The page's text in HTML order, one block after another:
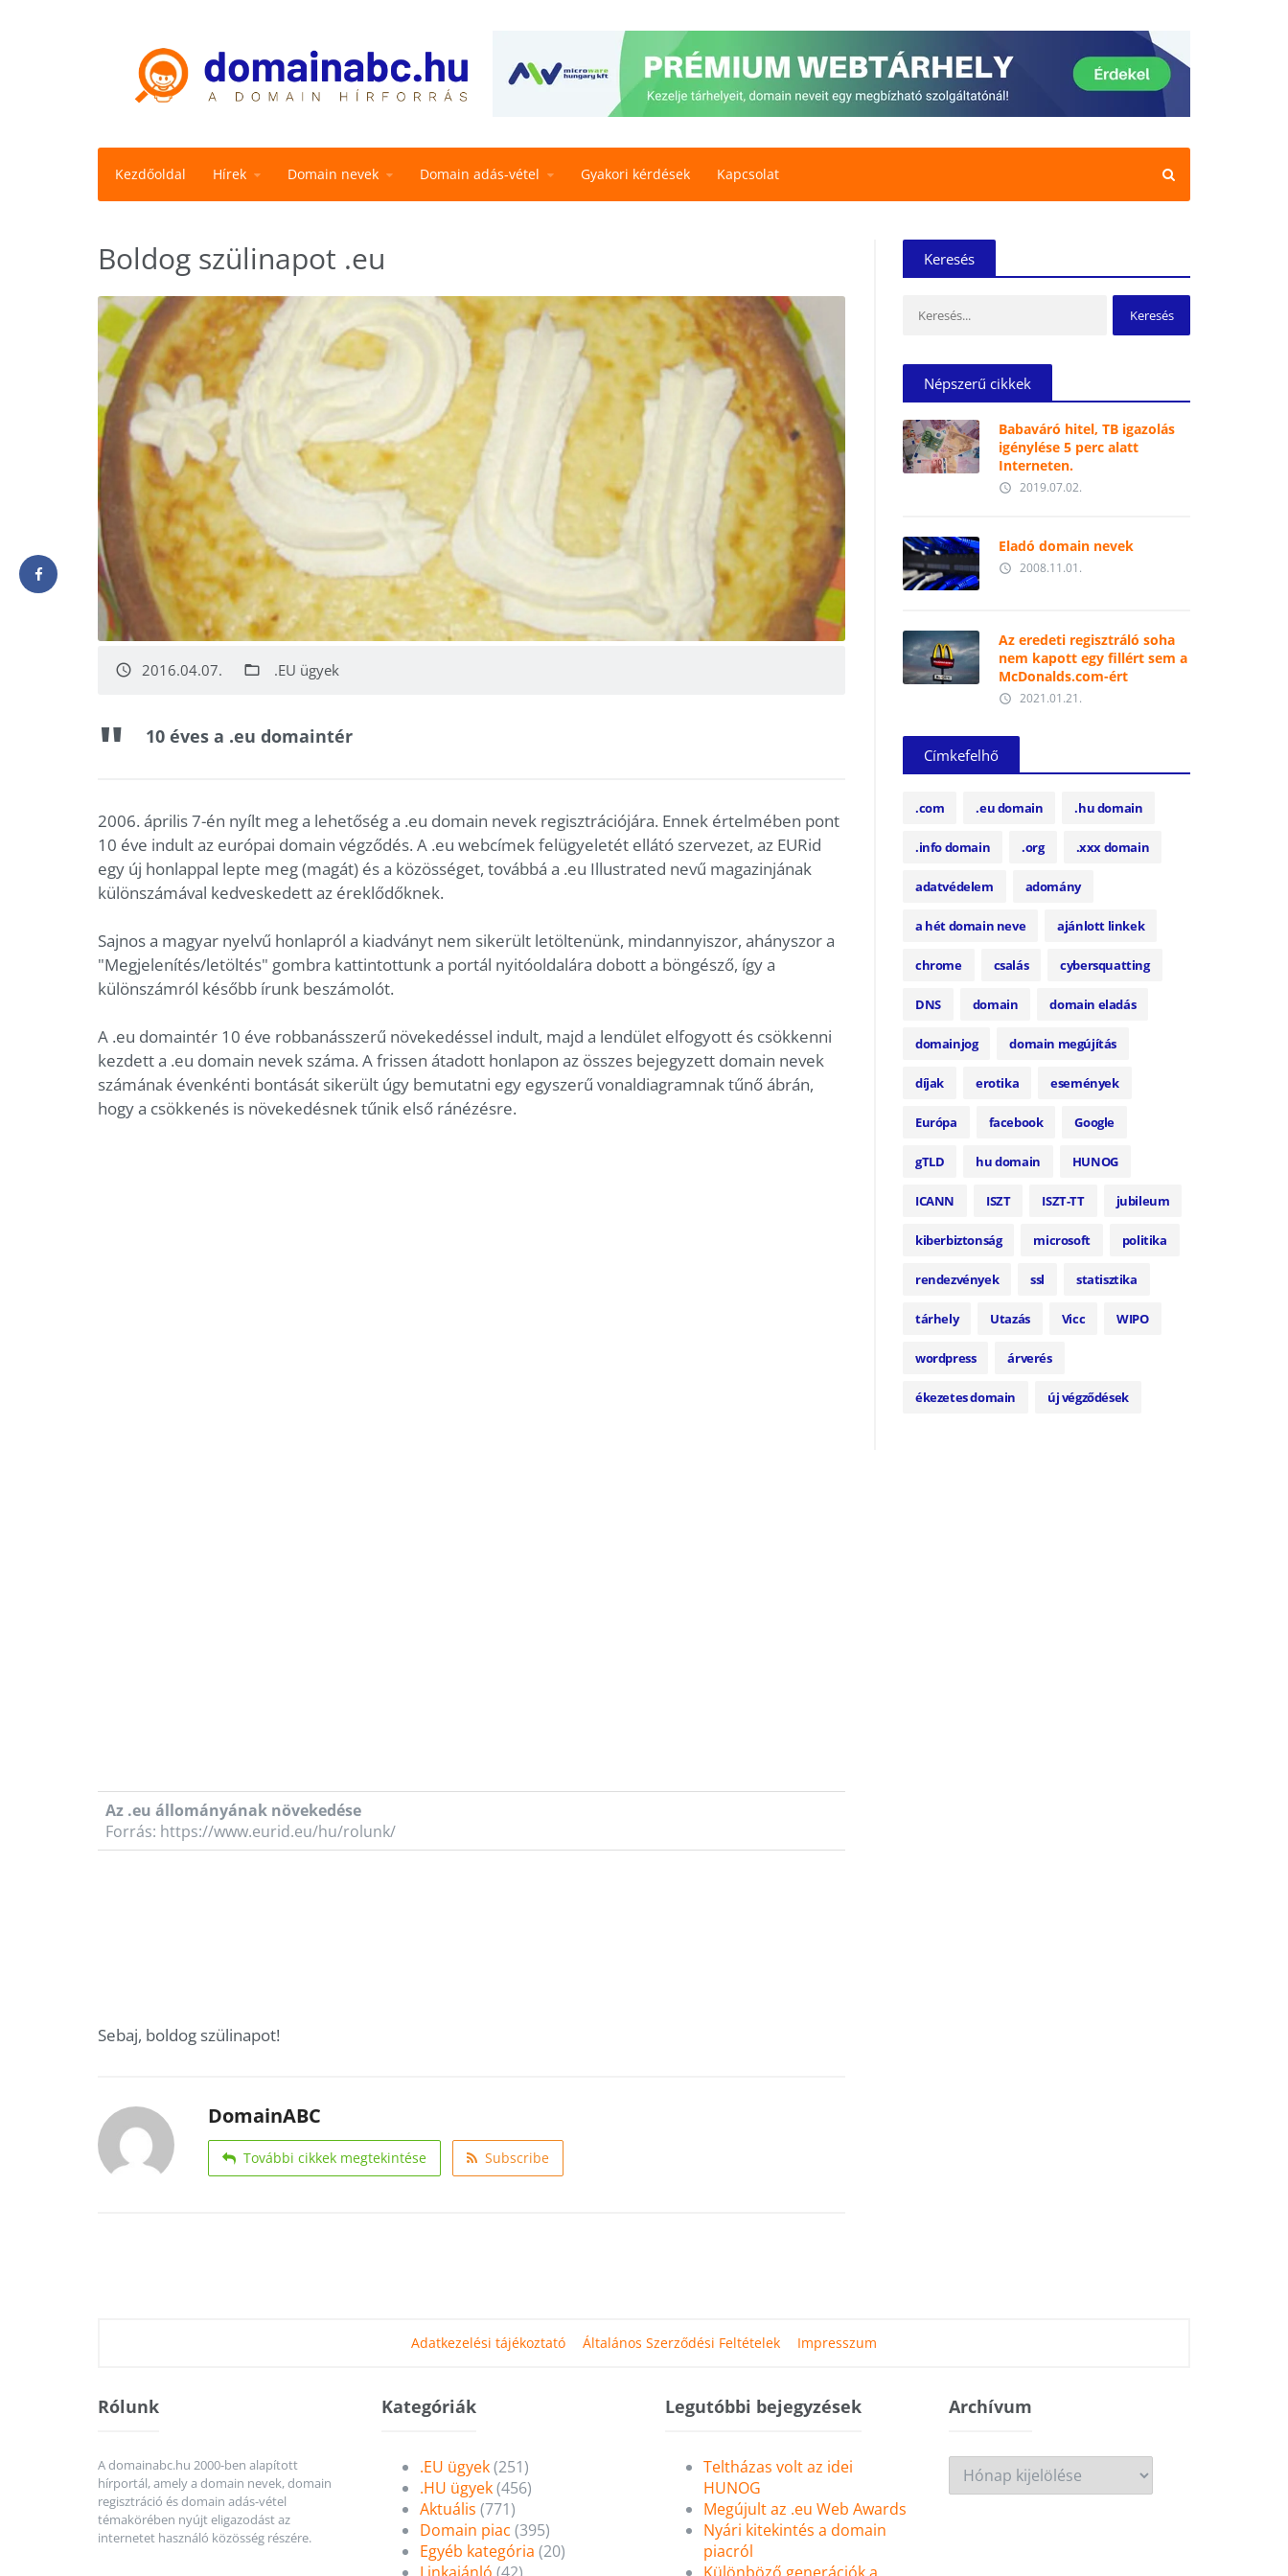
Kezdőoldal Hírek Domain nevek Domain adás-vétel Gyakori kérdések Kapcsolat
Boldog szülinapot .eu
access_time 2016.04.07. folder_open .EU ügyek
10 éves a .eu domaintér
2006. április 7-én nyílt meg a lehetőség a .eu domain nevek regisztrációjára. Ennek értelmében pont
10 éve indult az európai domain végződés. A .eu webcímek felügyeletét ellátó szervezet, az EURid
egy új honlappal lepte meg (magát) és a közösséget, továbbá a .eu Illustrated nevű magazinjának
különszámával kedveskedett az éreklődőknek.
Sajnos a magyar nyelvű honlapról a kiadványt nem sikerült letöltenünk, mindannyiszor, ahányszor a
"Megjelenítés/letöltés" gombra kattintottunk a portál nyitóoldalára dobott a böngésző, így a
különszámról később írunk beszámolót.
A .eu domaintér 10 éve robbanásszerű növekedéssel indult, majd a lendület elfogyott és csökkenni
kezdett a .eu domain nevek száma. A frissen átadott honlapon az összes bejegyzett domain nevek
számának évenkénti bontását sikerült úgy bemutatni egy egyszerű vonaldiagramnak tűnő ábrán,
hogy a csökkenés is növekedésnek tűnik első ránézésre.
Az .eu állományának növekedése
Forrás: https://www.eurid.eu/hu/rolunk/
Sebaj, boldog szülinapot!
DomainABC
További cikkek megtekintése Subscribe
Keresés
Népszerű cikkek
Babaváró hitel, TB igazolás
igénylése 5 perc alatt
Interneten.
access_time 2019.07.02.
Eladó domain nevek
access_time 2008.11.01.
Az eredeti regisztráló soha
nem kapott egy fillért sem a
McDonalds.com-ért
access_time 2021.01.21.
Címkefelhő
.com .eu domain .hu domain
.info domain .org .xxx domain
adatvédelem adomány
a hét domain neve ajánlott linkek
chrome csalás cybersquatting
DNS domain domain eladás
domainjog domain megújítás
díjak erotika események
Európa facebook Google
gTLD hu domain HUNOG
ICANN ISZT ISZT-TT jubileum
kiberbiztonság microsoft politika
rendezvények ssl statisztika
tárhely Utazás Vicc WIPO
wordpress árverés
ékezetes domain új végződések
Adatkezelési tájékoztató Általános Szerződési Feltételek Impresszum
Rólunk
A domainabc.hu 2000-ben alapított
hírportál, amely a domain nevek, domain
regisztráció és domain adás-vétel
témakörében nyújt eligazodást az
internetet használó közösség részére.
Kategóriák
.EU ügyek(251)
.HU ügyek(456)
Aktuális (771)
Domain piac (395)
Egyéb kategória (20)
Legutóbbi bejegyzések
Teltházas volt az idei
HUNOG
Megújult az .eu Web Awards
Nyári kitekintés a domain
piacról
ArchívumArchívum